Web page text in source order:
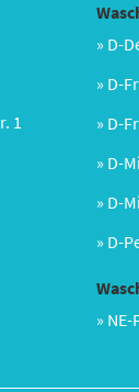
1
» D-
» D-
» D-
» D-
» D-
» D-
»